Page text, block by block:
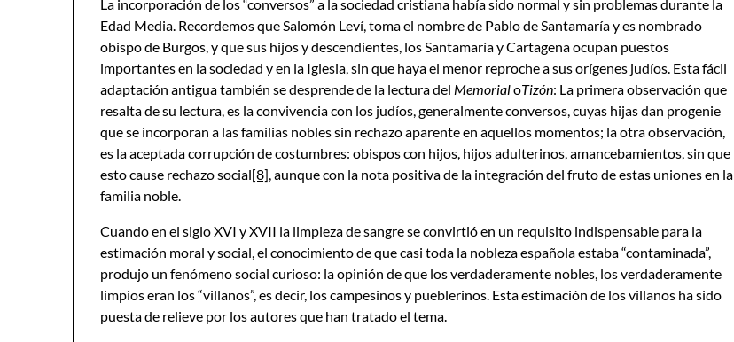
La incorporación de los “conversos” a la sociedad cristiana había sido normal y sin problemas durante la
Edad Media. Recordemos que Salomón Leví, toma el nombre de Pablo de Santamaría y es nombrado
obispo de Burgos, y que sus hijos y descendientes, los Santamaría y Cartagena ocupan puestos
importantes en la sociedad y en la Iglesia, sin que haya el menor reproche a sus orígenes judíos. Esta fácil
adaptación antigua también se desprende de la lectura del MemorialoTizón: La primera observación que
resalta de su lectura, es la convivencia con los judíos, generalmente conversos, cuyas hijas dan progenie
que se incorporan a las familias nobles sin rechazo aparente en aquellos momentos; la otra observación,
es la aceptada corrupción de costumbres: obispos con hijos, hijos adulterinos, amancebamientos, sin que
esto cause rechazo social[8], aunque con la nota positiva de la integración del fruto de estas uniones en la
familia noble.
Cuando en el siglo XVI y XVII la limpieza de sangre se convirtió en un requisito indispensable para la
estimación moral y social, el conocimiento de que casi toda la nobleza española estaba “contaminada”,
produjo un fenómeno social curioso: la opinión de que los verdaderamente nobles, los verdaderamente
limpios eran los “villanos”, es decir, los campesinos y pueblerinos. Esta estimación de los villanos ha sido
puesta de relieve por los autores que han tratado el tema.